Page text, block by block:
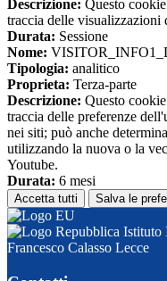
Descrizione: Questo
traccia delle visualizzazioni
Durata: Sessione
Nome:
Tipologia: analitico
Proprieta: Terza-parte
Descrizione: Questo
traccia delle preferenze
nei siti; può anche
utilizzando la nuova o la
Youtube.
Durata: 6 mesi
Accetta tutti Salva le
Istituto
Francesco Calasso Lecce